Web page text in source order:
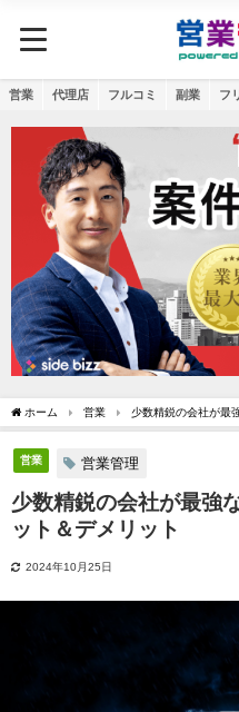
営業 代理店 フルコミ 副業 フ
ホーム 営業 少数精鋭の会社が最
営業 営業管理
少数精鋭の会社が最強
ット＆デメリット
2024年10月25日